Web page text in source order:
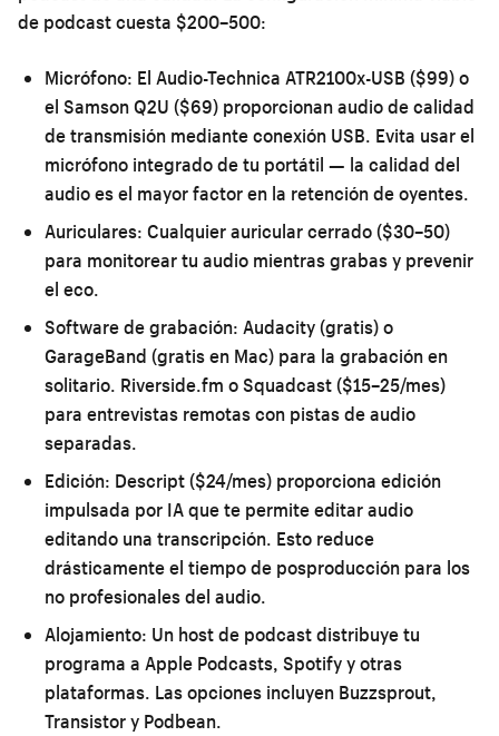
de podcast cuesta $200–500:
Micrófono: El Audio-Technica ATR2100x-USB ($99) o
el Samson Q2U ($69) proporcionan audio de calidad
de transmisión mediante conexión USB. Evita usar el
micrófono integrado de tu portátil — la calidad del
audio es el mayor factor en la retención de oyentes.
Auriculares: Cualquier auricular cerrado ($30–50)
para monitorear tu audio mientras grabas y prevenir
el eco.
Software de grabación: Audacity (gratis) o
GarageBand (gratis en Mac) para la grabación en
solitario. Riverside.fm o Squadcast ($15–25/mes)
para entrevistas remotas con pistas de audio
separadas.
Edición: Descript ($24/mes) proporciona edición
impulsada por IA que te permite editar audio
editando una transcripción. Esto reduce
drásticamente el tiempo de posproducción para los
no profesionales del audio.
Alojamiento: Un host de podcast distribuye tu
programa a Apple Podcasts, Spotify y otras
plataformas. Las opciones incluyen Buzzsprout,
Transistor y Podbean.